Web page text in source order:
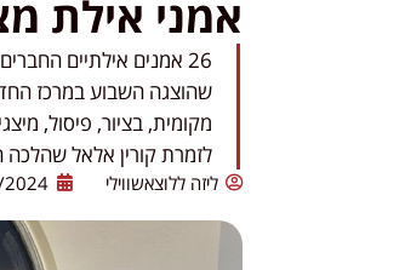
אמני אילת
26 אמנים אילתיים
שהוצגה השבוע במרכז
מקומית, בציור, פיסול,
לזמרת קורין אלאל
ליזה ללוצאשווילי